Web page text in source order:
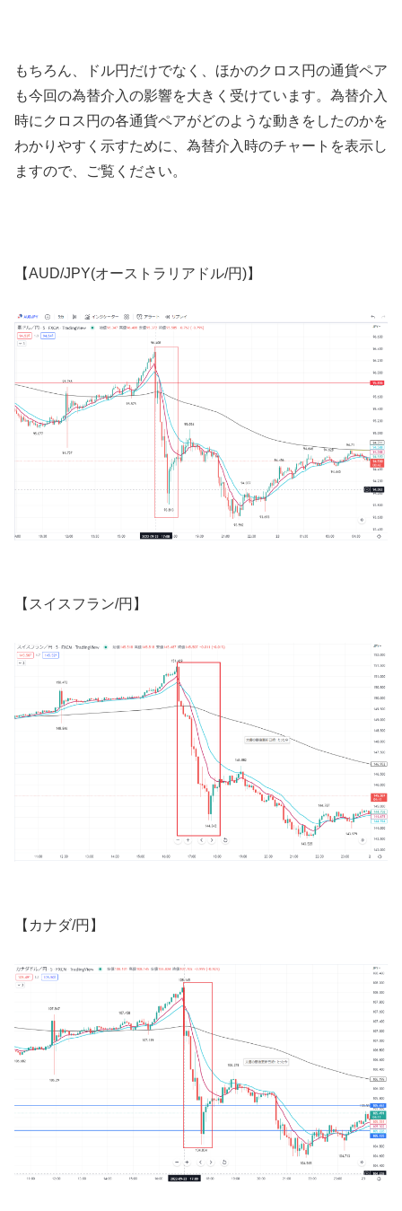
もちろん、ドル円だけでなく、ほかのクロス円の通貨ペア
も今回の為替介入の影響を大きく受けています。為替介入
時にクロス円の各通貨ペアがどのような動きをしたのかを
わかりやすく示すために、為替介入時のチャートを表示し
ますので、ご覧ください。
【AUD/JPY(オーストラリアドル/円)】
【スイスフラン/円】
【カナダ/円】